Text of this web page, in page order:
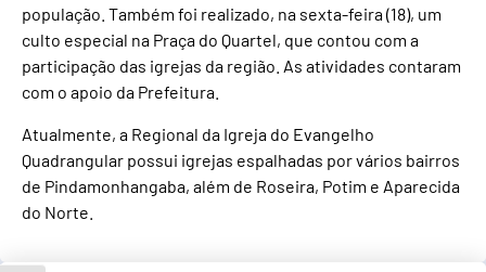
população. Também foi realizado, na sexta-feira (18), um
culto especial na Praça do Quartel, que contou com a
participação das igrejas da região. As atividades contaram
com o apoio da Prefeitura.
Atualmente, a Regional da Igreja do Evangelho
Quadrangular possui igrejas espalhadas por vários bairros
de Pindamonhangaba, além de Roseira, Potim e Aparecida
do Norte.